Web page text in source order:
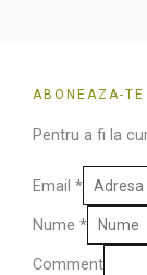
ABONEAZA-TE
Pentru a fi la
Nume *
Email *
Comment